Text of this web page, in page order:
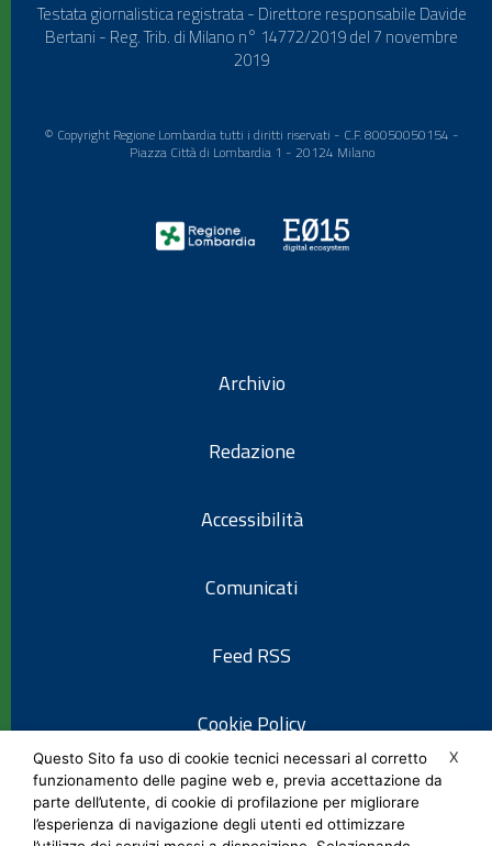
Testata giornalistica registrata - Direttore responsabile Davide
Bertani - Reg. Trib. di Milano n° 14772/2019 del 7 novembre
2019
© Copyright Regione Lombardia tutti i diritti riservati - C.F. 80050050154 -
Piazza Città di Lombardia 1 - 20124 Milano
Archivio
Redazione
Accessibilità
Comunicati
Feed RSS
Cookie Policy
Informativa privacy
X
Questo Sito fa uso di cookie tecnici necessari al corretto
funzionamento delle pagine web e, previa accettazione da
parte dell’utente, di cookie di profilazione per migliorare
l’esperienza di navigazione degli utenti ed ottimizzare